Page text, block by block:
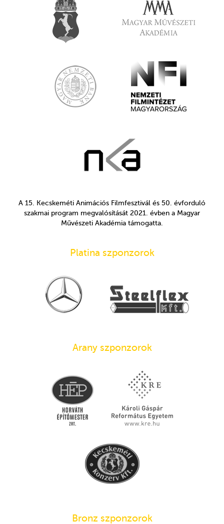
A 15. Kecskeméti Animációs Filmfesztivál és 50. évforduló
szakmai program megvalósítását 2021. évben a Magyar
Művészeti Akadémia támogatta.
Platina szponzorok
Arany szponzorok
Bronz szponzorok